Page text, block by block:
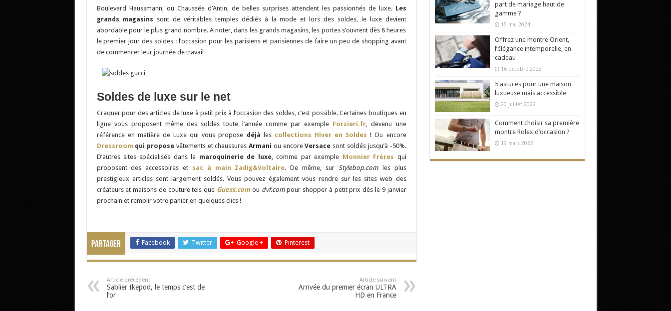
Boulevard Haussmann, ou Chaussée d’Antin, de belles surprises attendent les passionnés de luxe. Les
grands magasins sont de véritables temples dédiés à la mode et lors des soldes, le luxe devient
abordable pour le plus grand nombre. A noter, dans les grands magasins, les portes s’ouvrent dès 8 heures
le premier jour des soldes : l’occasion pour les parisiens et parisiennes de faire un peu de shopping avant
de commencer leur journée de travail…
Soldes de luxe sur le net
Craquer pour des articles de luxe à petit prix à l’occasion des soldes, c’est possible. Certaines boutiques en
ligne vous proposent même des soldes toute l’année comme par exemple Forzieri.fr, devenu une
référence en matière de Luxe qui vous propose déjà les collections Hiver en Soldes ! Ou encore
Dressroom qui propose vêtements et chaussures Armani ou encoreVersace sont soldés jusqu’à -50%.
D’autres sites spécialisés dans la maroquinerie de luxe, comme par exemple Monnier Frères qui
proposent des accessoires et sac à main Zadig&Voltaire. De même, sur Stylebop.comles plus
prestigieux articles sont largement soldés. Vous pouvez également vous rendre sur les sites web des
créateurs et maisons de couture tels que Guess.com ou dvf.compour shopper à petit prix dès le 9 janvier
prochain et remplir votre panier en quelques clics !
Partager Facebook Twitter Google + Pinterest
Article précédent
Sablier Ikepod, le temps c’est de
l’or
Article suivant
Arrivée du premier écran ULTRA
HD en France
part de mariage haut de
gamme ?
15 mai 2024
Offrez une montre Orient,
l’élégance intemporelle, en
cadeau
16 octobre 2023
5 astuces pour une maison
luxueuse mais accessible
20 juillet 2022
Comment choisir sa première
montre Rolex d’occasion ?
19 mars 2022